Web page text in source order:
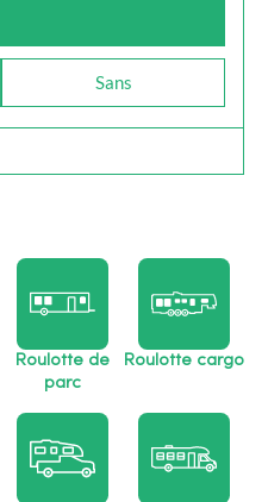
Sans
Roulotte de
parc
Roulotte cargo